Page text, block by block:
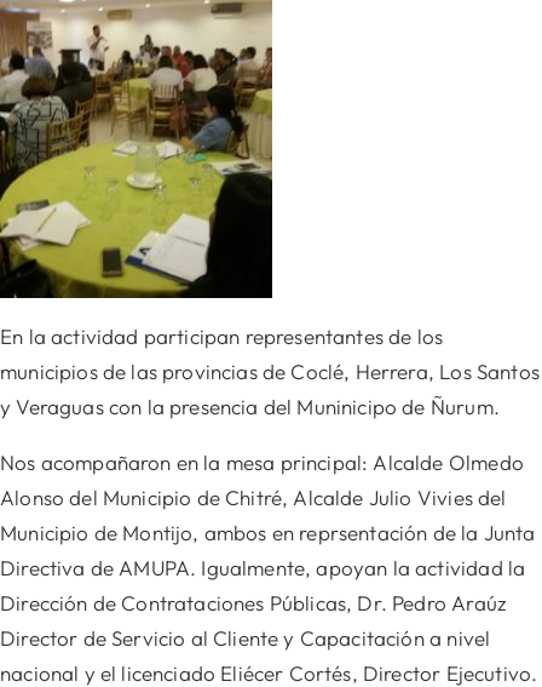
En la actividad participan representantes de los
municipios de las provincias de Coclé, Herrera, Los Santos
y Veraguas con la presencia del Muninicipo de Ñurum.
Nos acompañaron en la mesa principal: Alcalde Olmedo
Alonso del Municipio de Chitré, Alcalde Julio Vivies del
Municipio de Montijo, ambos en reprsentación de la Junta
Directiva de AMUPA. Igualmente, apoyan la actividad la
Dirección de Contrataciones Públicas, Dr. Pedro Araúz
Director de Servicio al Cliente y Capacitación a nivel
nacional y el licenciado Eliécer Cortés, Director Ejecutivo.